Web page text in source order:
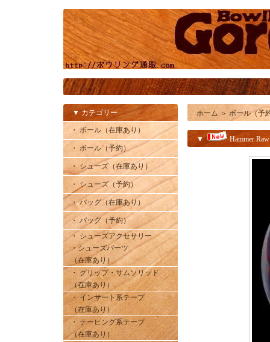
▼ カテゴリー
・ ボール（在庫あり）
・ ボール（予約）
・ シューズ（在庫あり）
・ シューズ（予約）
・ バッグ（在庫あり）
・ バッグ（予約）
・ シューズアクセサリー
・シューズパーツ
（在庫あり）
・ グリップ・サムソリッド
（在庫あり）
・ インサート系テープ
（在庫あり）
・ テーピング系テープ
（在庫あり）
ホーム ＞ ボール（予
▼ Hammer